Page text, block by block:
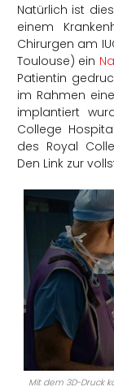
Natürlich ist
einem
Chirurgen am
Toulouse) ein
Patientin
im Rahmen
implantiert
College
des Royal
Den Link zur
Mit dem 3D-Druck